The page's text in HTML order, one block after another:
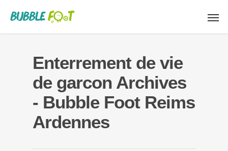
Enterrement de vie
de garcon Archives
- Bubble Foot Reims
Ardennes